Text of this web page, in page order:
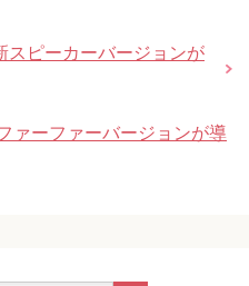
スピーカーバージョンが
ァーファーバージョンが導